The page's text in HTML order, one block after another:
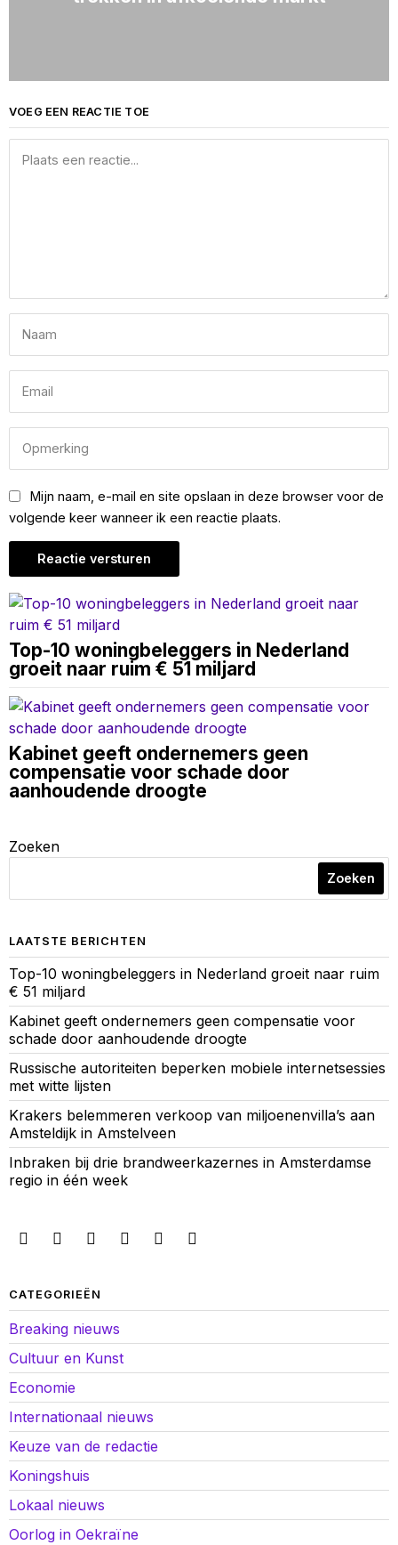
VOEG EEN REACTIE TOE
Mijn naam, e-mail en site opslaan in deze browser voor de
volgende keer wanneer ik een reactie plaats.
Top-10 woningbeleggers in Nederland
groeit naar ruim € 51 miljard
Kabinet geeft ondernemers geen
compensatie voor schade door
aanhoudende droogte
Zoeken
Zoeken
LAATSTE BERICHTEN
Top-10 woningbeleggers in Nederland groeit naar ruim
€ 51 miljard
Kabinet geeft ondernemers geen compensatie voor
schade door aanhoudende droogte
Russische autoriteiten beperken mobiele internetsessies
met witte lijsten
Krakers belemmeren verkoop van miljoenenvilla’s aan
Amsteldijk in Amstelveen
Inbraken bij drie brandweerkazernes in Amsterdamse
regio in één week
CATEGORIEËN
Breaking nieuws
Cultuur en Kunst
Economie
Internationaal nieuws
Keuze van de redactie
Koningshuis
Lokaal nieuws
Oorlog in Oekraïne